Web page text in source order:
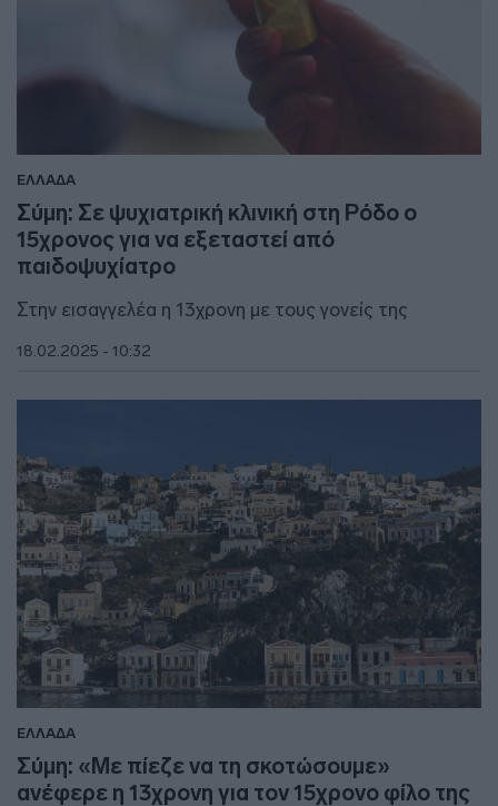
ΕΛΛΑΔΑ
Σύμη: Σε ψυχιατρική κλινική στη Ρόδο ο
15χρονος για να εξεταστεί από
παιδοψυχίατρο
Στην εισαγγελέα η 13χρονη με τους γονείς της
18.02.2025 - 10:32
ΕΛΛΑΔΑ
Σύμη: «Με πίεζε να τη σκοτώσουμε»
ανέφερε η 13χρονη για τον 15χρονο φίλο της